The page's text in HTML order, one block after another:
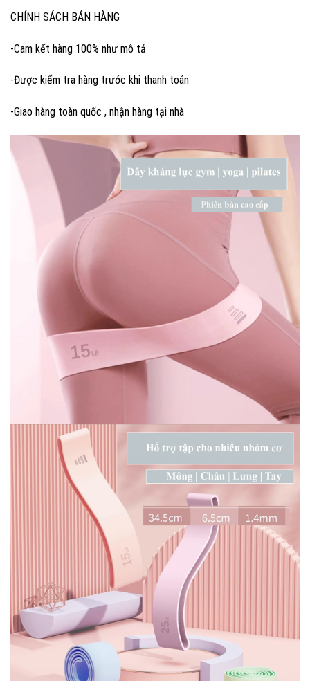
CHÍNH SÁCH BÁN HÀNG
-Cam kết hàng 100% như mô tả
-Được kiểm tra hàng trước khi thanh toán
-Giao hàng toàn quốc , nhận hàng tại nhà